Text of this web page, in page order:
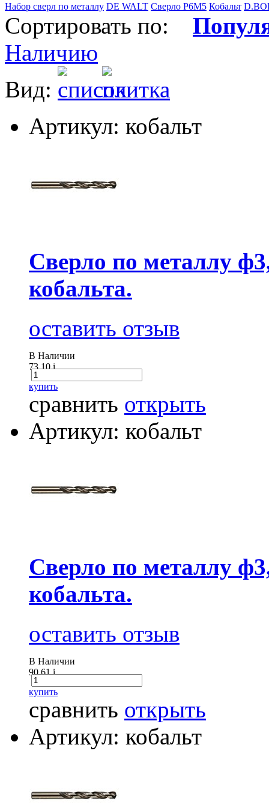
Набор сверл по металлу DE WALT Сверло Р6М5 Кобальт
Сортировать по:
Наличию
Вид:
Артикул: кобальт
Сверло по металлу
кобальта.
оставить отзыв
В Наличии
73.10i
купить
сравнить открыть
Артикул: кобальт
Сверло по металлу
кобальта.
оставить отзыв
В Наличии
90.61i
купить
сравнить открыть
Артикул: кобальт